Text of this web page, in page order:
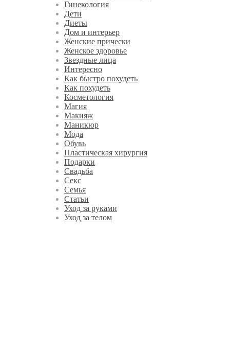
Гинекология
Дети
Диеты
Дом и интерьер
Женские прически
Женское здоровье
Звездные лица
Интересно
Как быстро похудеть
Как похудеть
Косметология
Магия
Макияж
Маникюр
Мода
Обувь
Пластическая хирургия
Подарки
Свадьба
Секс
Семья
Статьи
Уход за руками
Уход за телом